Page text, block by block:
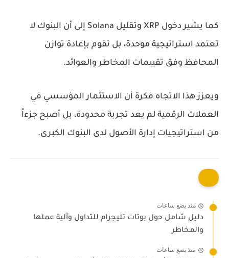
كما يشير دخول XRP وتقليل Solana إلى أن البنوك لا
تعتمد استراتيجية موحدة، بل تقوم بإعادة توازن
المحافظ وفق تقييمات المخاطر والعوائد.
ويعزز هذا الاتجاه فكرة أن الاستثمار المؤسسي في
العملات الرقمية لم يعد تجربة محدودة، بل أصبح جزءاً
من استراتيجيات إدارة الأصول لدى البنوك الكبرى.
منذ بضع ساعات
دليل شامل حول بوتات تليجرام للتداول وآلية عملها
والمخاطر
منذ بضع ساعات